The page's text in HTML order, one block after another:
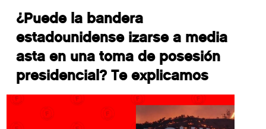
¿Puede la bandera
estadounidense izarse a media
asta en una toma de posesión
presidencial? Te explicamos